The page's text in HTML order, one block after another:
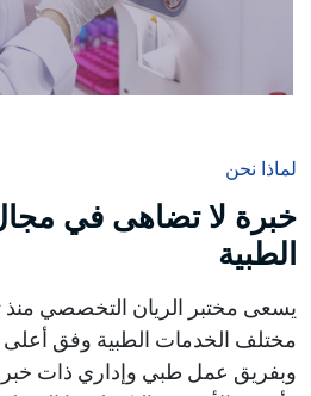
لماذا نحن
خبرة لا تضاهى في
الطبية
يسعى مختبر الريان التخصصي منذ
مختلف الخدمات الطبية وفق أعلى
وبفريق عمل طبي وإداري ذات